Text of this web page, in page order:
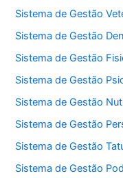
Sistema de Gestão
Sistema de Gestão
Sistema de Gestão
Sistema de Gestão
Sistema de Gestão
Sistema de Gestão
Sistema de Gestão
Sistema de Gestão